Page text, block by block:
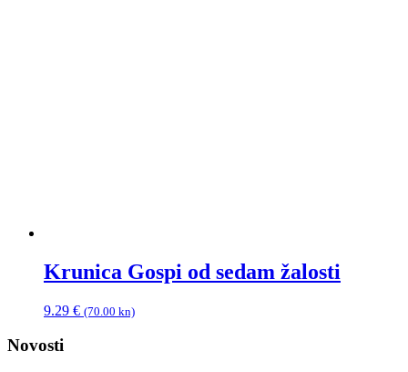
Krunica Gospi od sedam žalosti
9.29 € (70.00 kn)
Novosti